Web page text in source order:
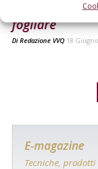
Magnesio,
fogliare
Di Redazione VVQ 18
E-magazine
Tecniche,